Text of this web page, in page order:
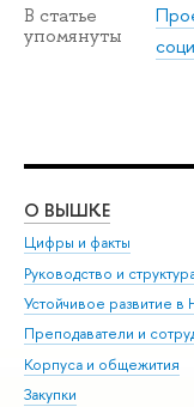
В статье
упомянуты
О ВЫШКЕ
Цифры и факты
Руководство и
Устойчивое развитие
Преподаватели и
Корпуса и общежития
Закупки